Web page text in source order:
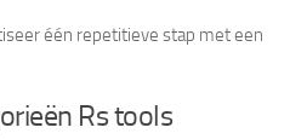
één repetitieve stap met een
Rs tools